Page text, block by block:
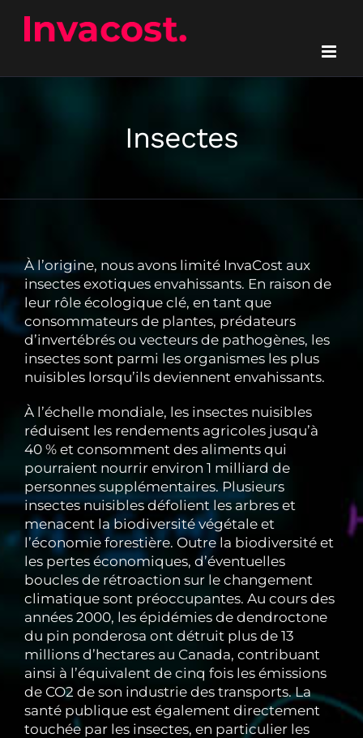
contenu
Insectes
À l’origine, nous avons limité InvaCost aux
insectes exotiques envahissants. En raison de
leur rôle écologique clé, en tant que
consommateurs de plantes, prédateurs
d’invertébrés ou vecteurs de pathogènes, les
insectes sont parmi les organismes les plus
nuisibles lorsqu’ils deviennent envahissants.
À l’échelle mondiale, les insectes nuisibles
réduisent les rendements agricoles jusqu’à
40 % et consomment des aliments qui
pourraient nourrir environ 1 milliard de
personnes supplémentaires. Plusieurs
insectes nuisibles défolient les arbres et
menacent la biodiversité végétale et
l’économie forestière. Outre la biodiversité et
les pertes économiques, d’éventuelles
boucles de rétroaction sur le changement
climatique sont préoccupantes. Au cours des
années 2000, les épidémies de dendroctone
du pin ponderosa ont détruit plus de 13
millions d’hectares au Canada, contribuant
ainsi à l’équivalent de cinq fois les émissions
de CO2 de son industrie des transports. La
santé publique est également directement
touchée par les insectes, en particulier les